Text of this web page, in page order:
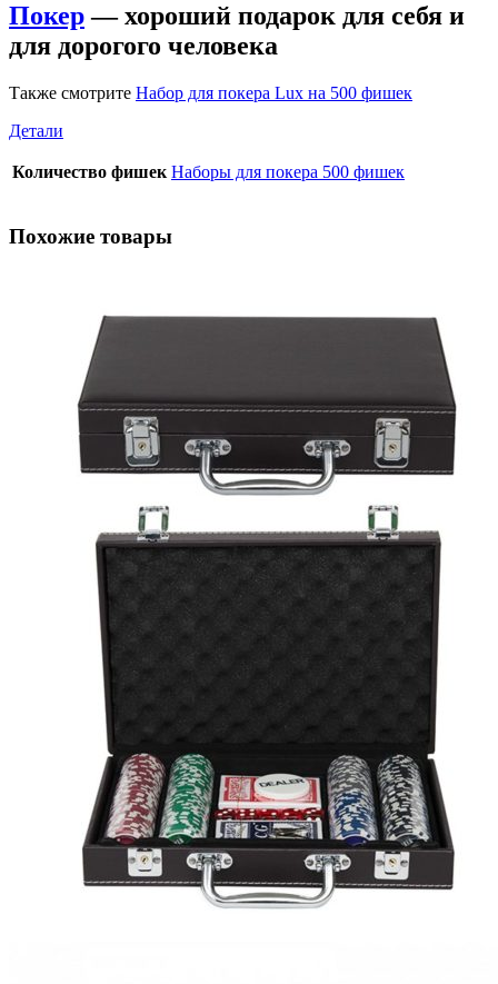
Покер— хороший подарок для себя и
для дорогого человека
Также смотрите Набор для покера Lux на 500 фишек
Детали
Количество фишек Наборы для покера 500 фишек
Похожие товары